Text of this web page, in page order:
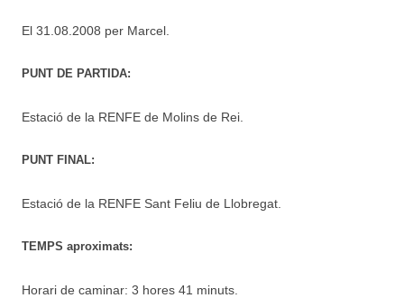
El 31.08.2008 per Marcel.
PUNT DE PARTIDA:
Estació de la RENFE de Molins de Rei.
PUNT FINAL:
Estació de la RENFE Sant Feliu de Llobregat.
TEMPS aproximats:
Horari de caminar: 3 hores 41 minuts.